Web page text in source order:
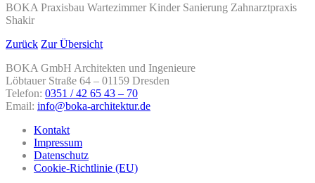
BOKA Praxisbau Wartezimmer Kinder Sanierung Zahnarztpraxis
Shakir
Zurück Zur Übersicht
BOKA GmbH Architekten und Ingenieure
Löbtauer Straße 64 – 01159 Dresden
Telefon: 0351 / 42 65 43 – 70
Email: info@boka-architektur.de
Kontakt
Impressum
Datenschutz
Cookie-Richtlinie (EU)